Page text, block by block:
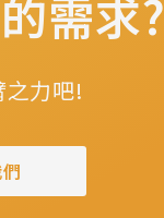
需求?
力吧!